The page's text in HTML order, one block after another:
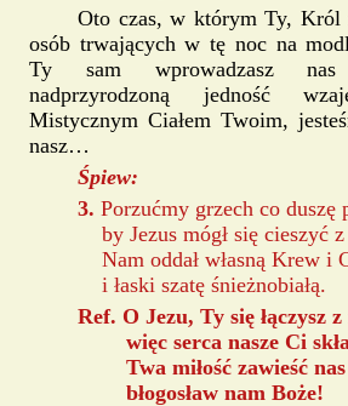
Oto czas, w którym Ty,
osób trwających w tę noc na
Ty sam wprowadzasz
nadprzyrodzoną jedność
Mistycznym Ciałem Twoim,
nasz…
Śpiew:
3. Porzućmy grzech co duszę
by Jezus mógł się cieszyć
Nam oddał własną Krew i
i łaski szatę śnieżnobiałą.
Ref. O Jezu, Ty się łączysz
więc serca nasze Ci
Twa miłość zawieść
błogosław nam Boże!